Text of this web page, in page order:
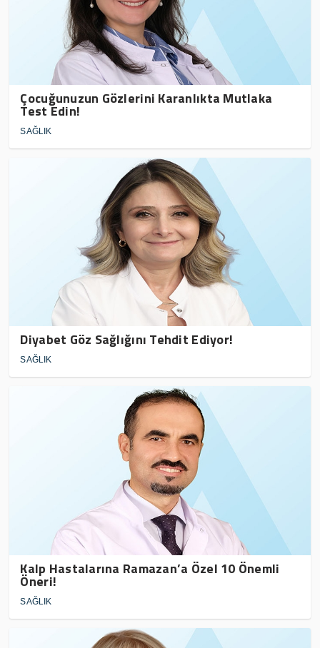
Çocuğunuzun Gözlerini Karanlıkta Mutlaka
Test Edin!
SAĞLIK
Diyabet Göz Sağlığını Tehdit Ediyor!
SAĞLIK
Kalp Hastalarına Ramazan’a Özel 10 Önemli
Öneri!
SAĞLIK